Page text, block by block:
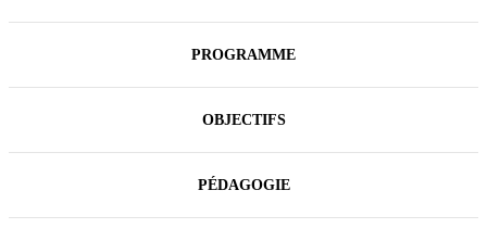
PROGRAMME
OBJECTIFS
PÉDAGOGIE